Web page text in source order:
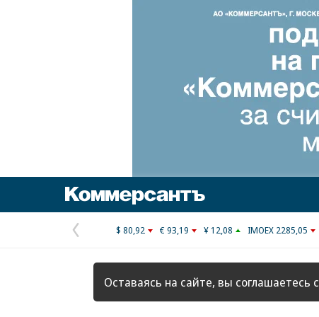
Предыдущая
страница
$ 80,92 € 93,19 ¥ 12,08 IMOEX 2285,05
Оставаясь на сайте, вы соглашаетесь с